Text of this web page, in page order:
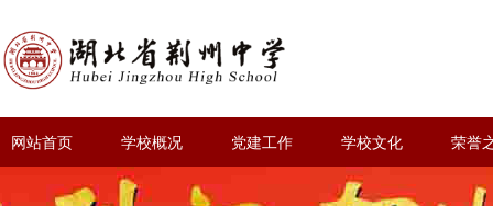
网站首页 学校概况 党建工作 学校文化 荣誉